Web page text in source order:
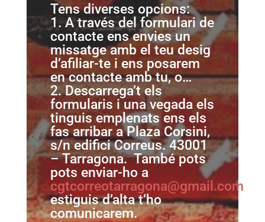
Tens diverses opcions:
1. A través del formulari de
contacte ens envies un
missatge amb el teu desig
d’afiliar-te i ens posarem
en contacte amb tu, o…
2. Descarrega’t els
formularis i una vegada els
tinguis emplenats ens els
fas arribar a PlazaCorsini,
s/n edifici Correus. 43001
– Tarragona. També pots
pots enviar-ho a
cgtcorreotarragona@gmail.com
estiguis d’alta t’ho
comunicarem.